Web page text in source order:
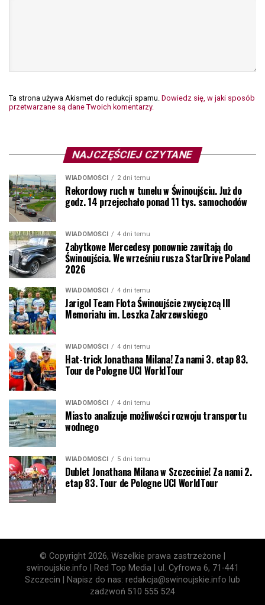
Ta strona używa Akismet do redukcji spamu. Dowiedz się, w jaki sposób
przetwarzane są dane Twoich komentarzy.
NAJCZĘŚCIEJ CZYTANE
WIADOMOŚCI 2 dni temu
Rekordowy ruch w tunelu w Świnoujściu. Już do
godz. 14 przejechało ponad 11 tys. samochodów
WIADOMOŚCI 4 dni temu
Zabytkowe Mercedesy ponownie zawitają do
Świnoujścia. We wrześniu rusza StarDrive Poland
2026
WIADOMOŚCI 4 dni temu
Jarigol Team Flota Świnoujście zwycięzcą III
Memoriału im. Leszka Zakrzewskiego
WIADOMOŚCI 4 dni temu
Hat-trick Jonathana Milana! Za nami 3. etap 83.
Tour de Pologne UCI WorldTour
WIADOMOŚCI 4 dni temu
Miasto analizuje możliwości rozwoju transportu
wodnego
WIADOMOŚCI 5 dni temu
Dublet Jonathana Milana w Szczecinie! Za nami 2.
etap 83. Tour de Pologne UCI WorldTour
© Copyright 2026, Wszelkie prawa zastrzeżone |
swinoujskie.info | Red Top Media | ul. Cyfrowa 6, 71-441
Szczecin | Napisz do nas: redakcja@swinoujskie.info lub
zadzwoń 510 555 524